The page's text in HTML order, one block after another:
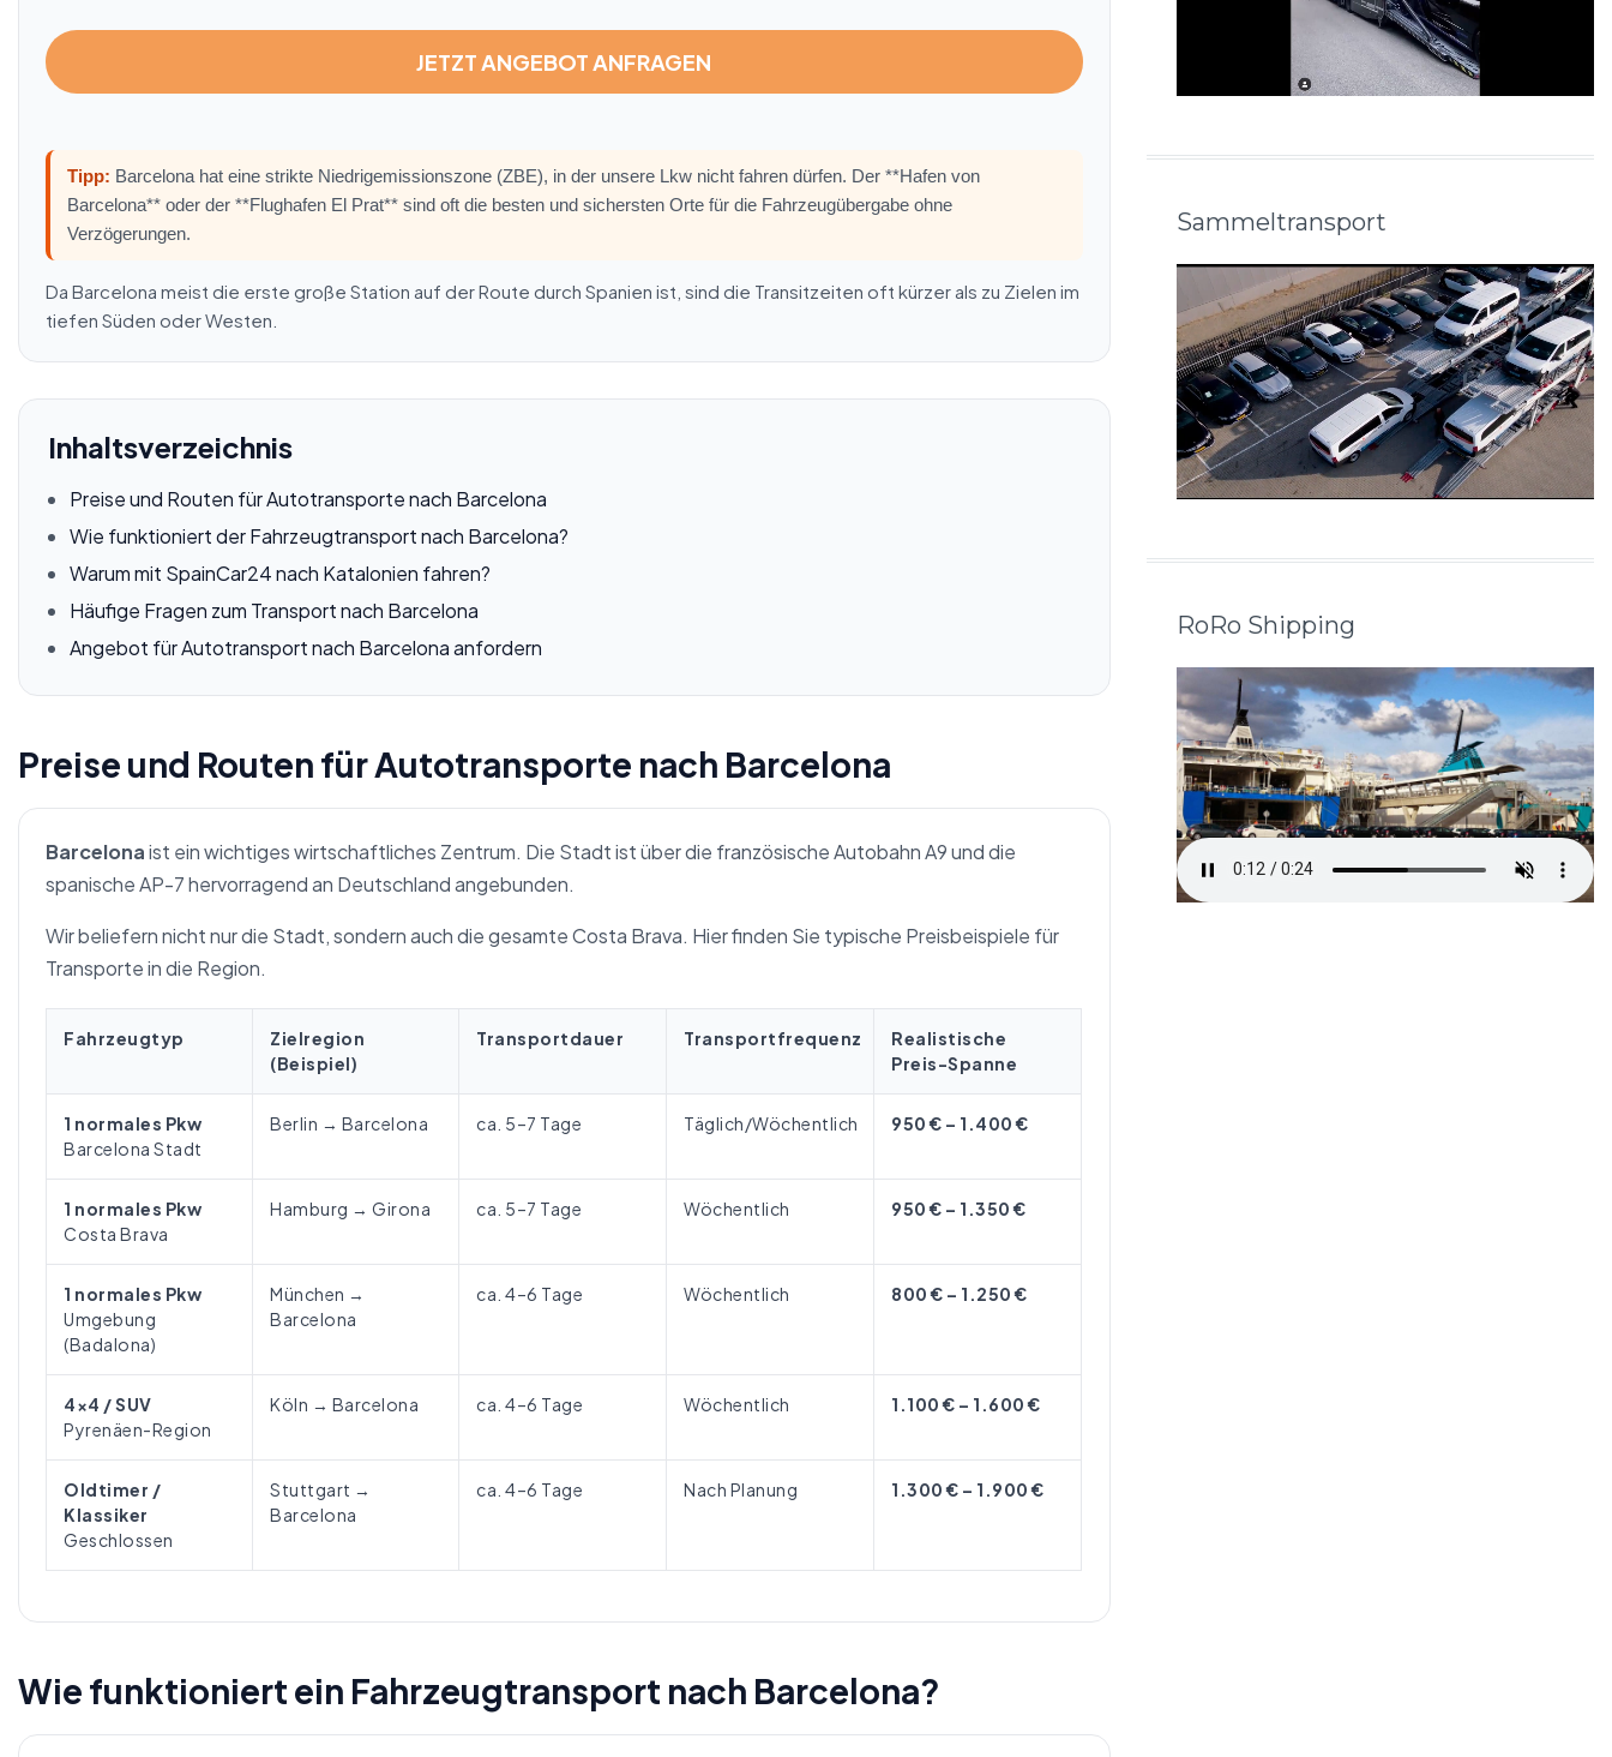
JETZT ANGEBOT ANFRAGEN
Tipp: Barcelona hat eine strikte Niedrigemissionszone (ZBE), in der unsere Lkw nicht fahren dürfen. Der **Hafen von
Barcelona** oder der **Flughafen El Prat** sind oft die besten und sichersten Orte für die Fahrzeugübergabe ohne
Verzögerungen.
Da Barcelona meist die erste große Station auf der Route durch Spanien ist, sind die Transitzeiten oft kürzer als zu Zielen im
tiefen Süden oder Westen.
Inhaltsverzeichnis
Preise und Routen für Autotransporte nach Barcelona
Wie funktioniert der Fahrzeugtransport nach Barcelona?
Warum mit SpainCar24 nach Katalonien fahren?
Häufige Fragen zum Transport nach Barcelona
Angebot für Autotransport nach Barcelona anfordern
Preise und Routen für Autotransporte nach Barcelona
Barcelonaist ein wichtiges wirtschaftliches Zentrum. Die Stadt ist über die französische Autobahn A9 und die
spanische AP-7 hervorragend an Deutschland angebunden.
Wir beliefern nicht nur die Stadt, sondern auch die gesamte Costa Brava. Hier finden Sie typische Preisbeispiele für
Transporte in die Region.
Fahrzeugtyp
Zielregion
(Beispiel)
Transportdauer Transportfrequenz
Realistische
Preis-Spanne
1 normales Pkw
Barcelona Stadt
Berlin → Barcelona ca. 5–7 Tage Täglich/Wöchentlich 950 € – 1.400 €
1 normales Pkw
Costa Brava
Hamburg → Girona ca. 5–7 Tage Wöchentlich 950 € – 1.350 €
1 normales Pkw
Umgebung
(Badalona)
München →
Barcelona
ca. 4–6 Tage Wöchentlich 800 € – 1.250 €
4×4 / SUV
Pyrenäen-Region
Köln → Barcelona ca. 4–6 Tage Wöchentlich 1.100 € – 1.600 €
Oldtimer /
Klassiker
Geschlossen
Stuttgart →
Barcelona
ca. 4–6 Tage Nach Planung 1.300 € – 1.900 €
Wie funktioniert ein Fahrzeugtransport nach Barcelona?
Sammeltransport
RoRo Shipping